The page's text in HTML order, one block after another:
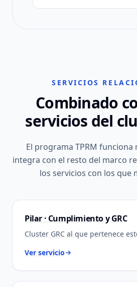
SERVICIOS
Combinado
servicios del
El programa TPRM funciona
integra con el resto del marco
los servicios con los que
Pilar · Cumplimiento y GRC
Cluster GRC al que pertenece
Ver servicio